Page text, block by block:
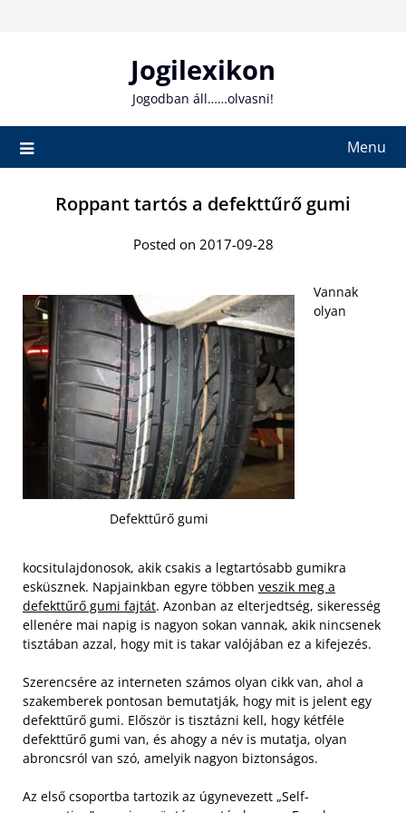
Jogilexikon
Jogodban áll……olvasni!
Menu
Roppant tartós a defekttűrő gumi
Posted on 2017-09-28
Defekttűrő gumi
Vannak
olyan
kocsitulajdonosok, akik csakis a legtartósabb gumikra
esküsznek. Napjainkban egyre többen veszik meg a
defekttűrő gumi fajtát. Azonban az elterjedtség, sikeresség
ellenére mai napig is nagyon sokan vannak, akik nincsenek
tisztában azzal, hogy mit is takar valójában ez a kifejezés.
Szerencsére az interneten számos olyan cikk van, ahol a
szakemberek pontosan bemutatják, hogy mit is jelent egy
defekttűrő gumi. Először is tisztázni kell, hogy kétféle
defekttűrő gumi van, és ahogy a név is mutatja, olyan
abroncsról van szó, amelyik nagyon biztonságos.
Az első csoportba tartozik az úgynevezett „Self-